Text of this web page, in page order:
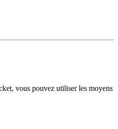
vous pouvez utiliser les moyens